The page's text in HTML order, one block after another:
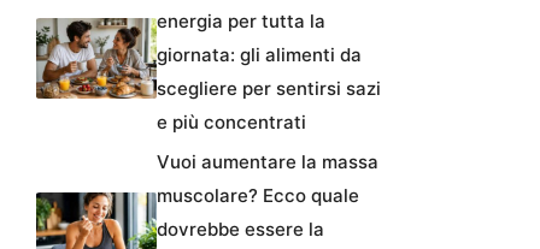
energia per tutta la
giornata: gli alimenti da
scegliere per sentirsi sazi
e più concentrati
Vuoi aumentare la massa
muscolare? Ecco quale
dovrebbe essere la